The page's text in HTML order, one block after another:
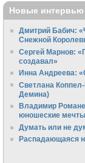
Новые интервью
Дмитрий Бабич:
Снежной
Сергей Марнов:
создавал»
Инна Андреева:
Светлана
Демина)
Владимир
юношеские
Думать или не
Распадающаяся